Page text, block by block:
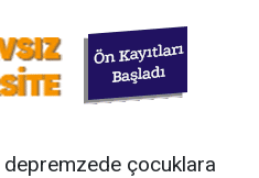
depremzede çocuklara